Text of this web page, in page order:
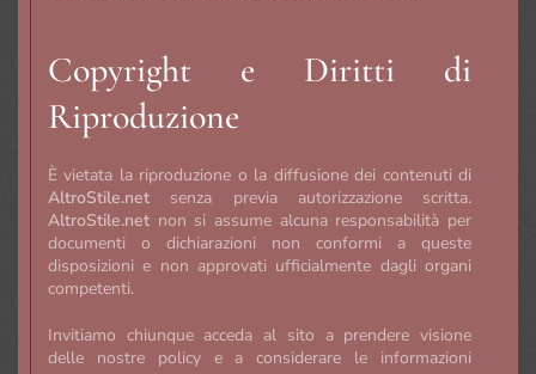
Copyright e Diritti di
Riproduzione
È vietata la riproduzione o la diffusione dei contenuti di
AltroStile.net senza previa autorizzazione scritta.
AltroStile.net non si assume alcuna responsabilità per
documenti o dichiarazioni non conformi a queste
disposizioni e non approvati ufficialmente dagli organi
competenti.
Invitiamo chiunque acceda al sito a prendere visione
delle nostre policy e a considerare le informazioni